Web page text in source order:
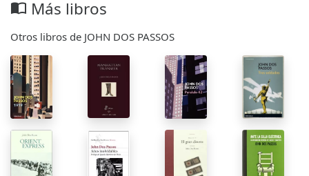
import_contacts Más libros
Otros libros de JOHN DOS PASSOS